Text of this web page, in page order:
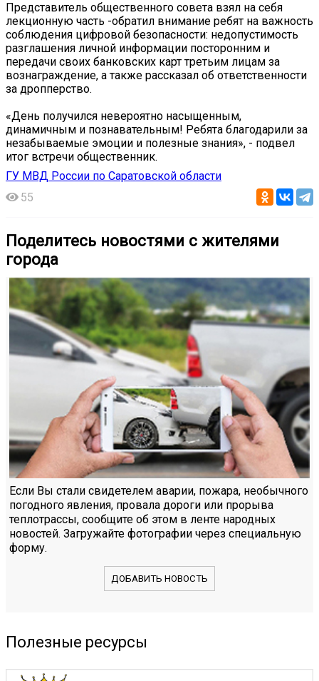
Представитель общественного совета взял на себя
лекционную часть -обратил внимание ребят на важность
соблюдения цифровой безопасности: недопустимость
разглашения личной информации посторонним и
передачи своих банковских карт третьим лицам за
вознаграждение, а также рассказал об ответственности
за дропперство.
«День получился невероятно насыщенным,
динамичным и познавательным! Ребята благодарили за
незабываемые эмоции и полезные знания», - подвел
итог встречи общественник.
ГУ МВД России по Саратовской области
55
Поделитесь новостями с жителями
города
Если Вы стали свидетелем аварии, пожара, необычного
погодного явления, провала дороги или прорыва
теплотрассы, сообщите об этом в ленте народных
новостей. Загружайте фотографии через специальную
форму.
ДОБАВИТЬ НОВОСТЬ
Полезные ресурсы